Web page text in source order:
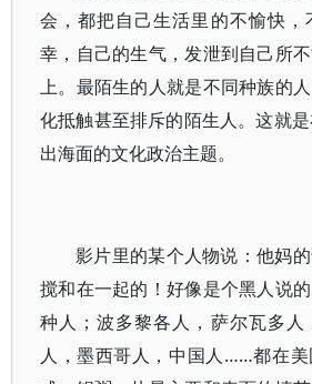
会，都把自己生活里的不愉快，
幸，自己的生气，发泄到自己所
上。最陌生的人就是不同种族的
化抵触甚至排斥的陌生人。这就
出海面的文化政治主题。
影片里的某个人物说：他妈
搅和在一起的！好像是个黑人说的
种人；波多黎各人，萨尔瓦多人
人，墨西哥人，中国人……都在